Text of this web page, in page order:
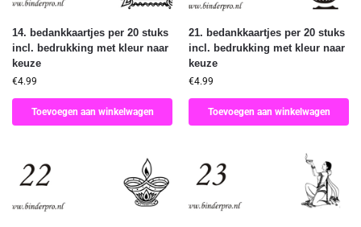
14. bedankkaartjes per 20 stuks
incl. bedrukking met kleur naar
keuze
€4.99
Toevoegen aan winkelwagen
21. bedankkaartjes per 20 stuks
incl. bedrukking met kleur naar
keuze
€4.99
Toevoegen aan winkelwagen